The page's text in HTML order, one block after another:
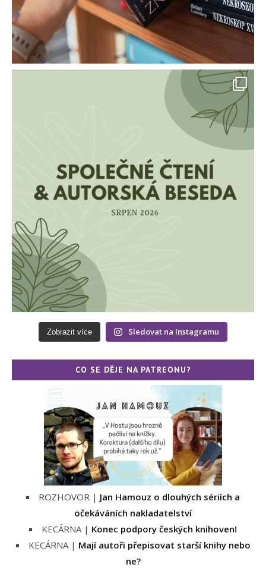
Zobrazit více Sledovat na Instagramu
CO SE DĚJE NA PATREONU?
ROZHOVOR | Jan Hamouz o dlouhých sériích a
očekáváních nakladatelství
KECÁRNA | Konec podpory českých knihoven!
KECÁRNA | Mají autoři přepisovat starší knihy nebo
ne?